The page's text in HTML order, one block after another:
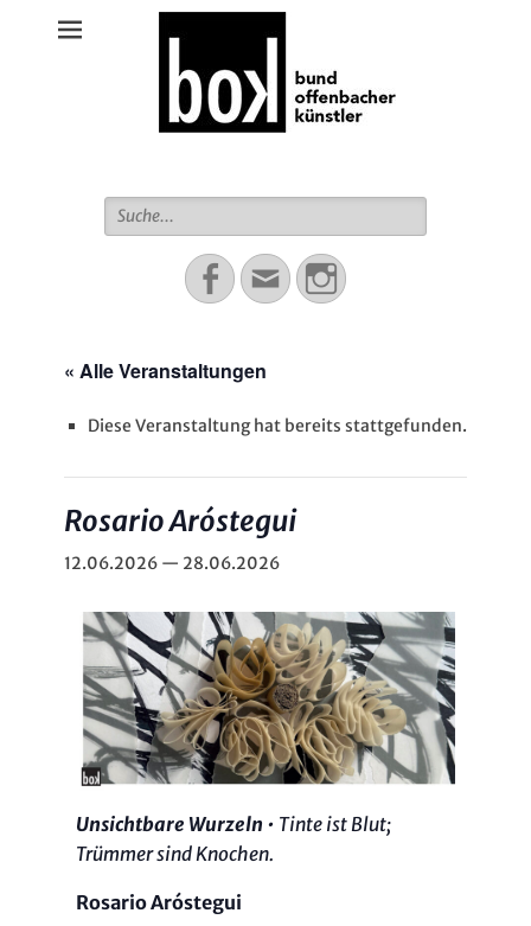
Suche
für:
Facebook
EmailInstagram
« Alle Veranstaltungen
Diese Veranstaltung hat bereits stattgefunden.
Rosario Aróstegui
12.06.2026 — 28.06.2026
Unsichtbare Wurzeln • Tinte ist Blut;
Trümmer sind Knochen.
Rosario Aróstegui